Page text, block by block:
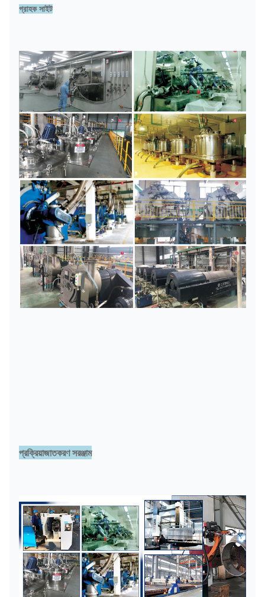
গ্রাহক সাইট
প্রক্রিয়াজাতকরণ সরঞ্জাম